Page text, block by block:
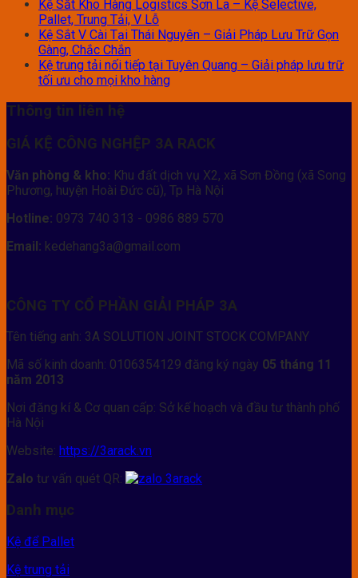
Kệ Sắt Kho Hàng Logistics Sơn La – Kệ Selective,
Pallet, Trung Tải, V Lỗ
Kệ Sắt V Cài Tại Thái Nguyên – Giải Pháp Lưu Trữ Gọn
Gàng, Chắc Chắn
Kệ trung tải nối tiếp tại Tuyên Quang – Giải pháp lưu trữ
tối ưu cho mọi kho hàng
Thông tin liên hệ
GIÁ KỆ CÔNG NGHỆP 3A RACK
Văn phòng & kho: Khu đất dịch vụ X2, xã Sơn Đồng (xã Song
Phương, huyện Hoài Đức cũ), Tp Hà Nội
Hotline: 0973 740 313 - 0986 889 570
Email: kedehang3a@gmail.com
CÔNG TY CỔ PHẦN GIẢI PHÁP 3A
Tên tiếng anh: 3A SOLUTION JOINT STOCK COMPANY
Mã số kinh doanh: 0106354129 đăng ký ngày 05 tháng 11
năm 2013
Nơi đăng kí & Cơ quan cấp: Sở kế hoạch và đầu tư thành phố
Hà Nội
Website: https://3arack.vn
Zalo tư vấn quét QR:
Danh mục
Kệ để Pallet
Kệ trung tải